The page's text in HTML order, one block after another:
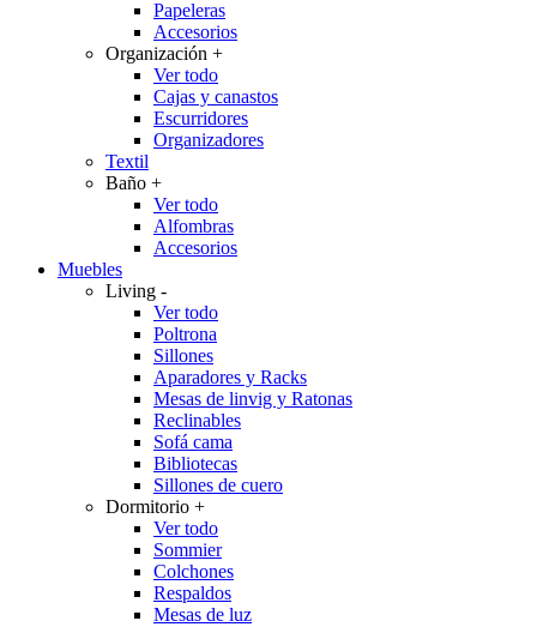
Papeleras
Accesorios
Organización +
Ver todo
Cajas y canastos
Escurridores
Organizadores
Textil
Baño +
Ver todo
Alfombras
Accesorios
Muebles
Living -
Ver todo
Poltrona
Sillones
Aparadores y Racks
Mesas de linvig y Ratonas
Reclinables
Sofá cama
Bibliotecas
Sillones de cuero
Dormitorio +
Ver todo
Sommier
Colchones
Respaldos
Mesas de luz